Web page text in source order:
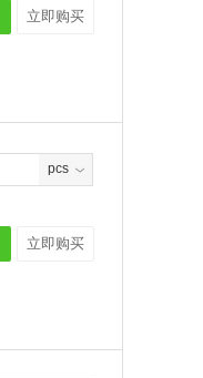
立即购买
pcs
立即购买